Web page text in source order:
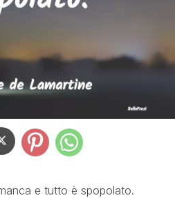
e tutto è spopolato.